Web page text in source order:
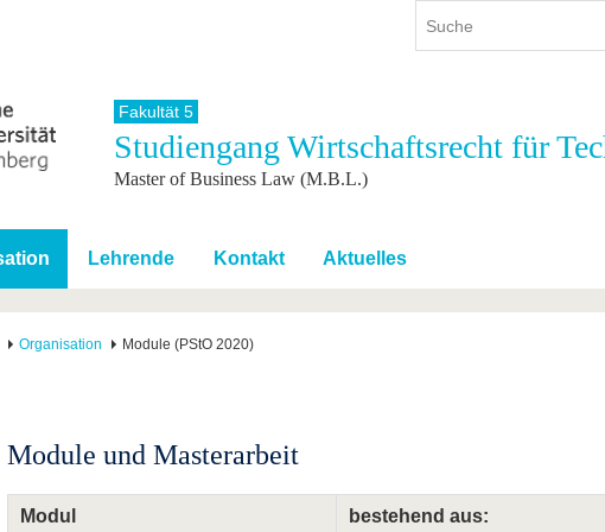
Studium
Studienangebot
Im Studium
Nach dem Studium
International
Internationales Profil
Mit der BTU ins Ausland
Für internationale
Studierende
Kontakt
Weiterbildung
Fakultät 5
Studiengang Wirtschaftsrecht für
Master of Business Law (M.B.L.)
Lehrende Kontakt Aktuelles
Organisation Module (PStO 2020)
Module und Masterarbeit
Modul bestehend aus: